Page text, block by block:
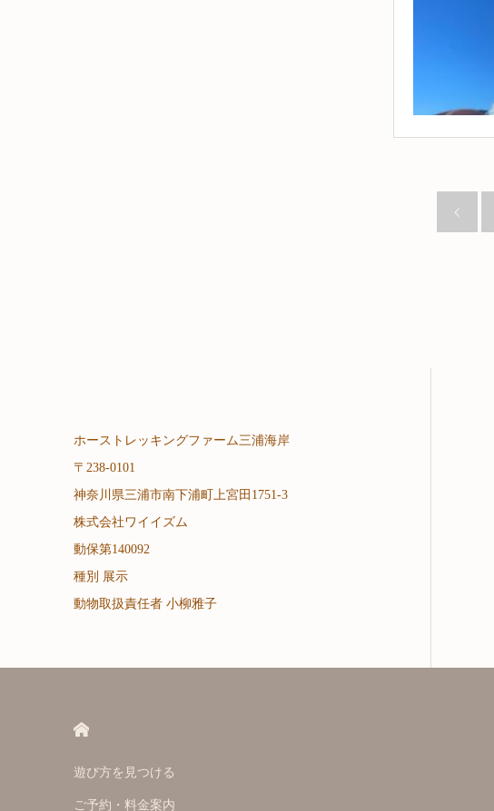
ホーストレッキングファーム三浦海岸
〒238-0101
神奈川県三浦市南下浦町上宮田1751-3
株式会社ワイイズム
動保第140092
種別 展示
動物取扱責任者 小柳雅子
遊び方を見つける
ご予約・料金案内